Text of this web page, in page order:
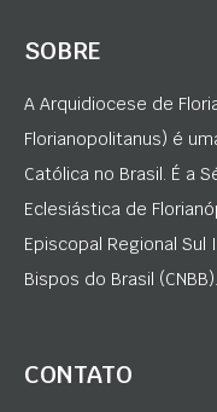
SOBRE
A Arquidiocese de
Florianopolitanus) é
Católica no Brasil. É a
Eclesiástica de
Episcopal Regional Sul
Bispos do Brasil
CONTATO